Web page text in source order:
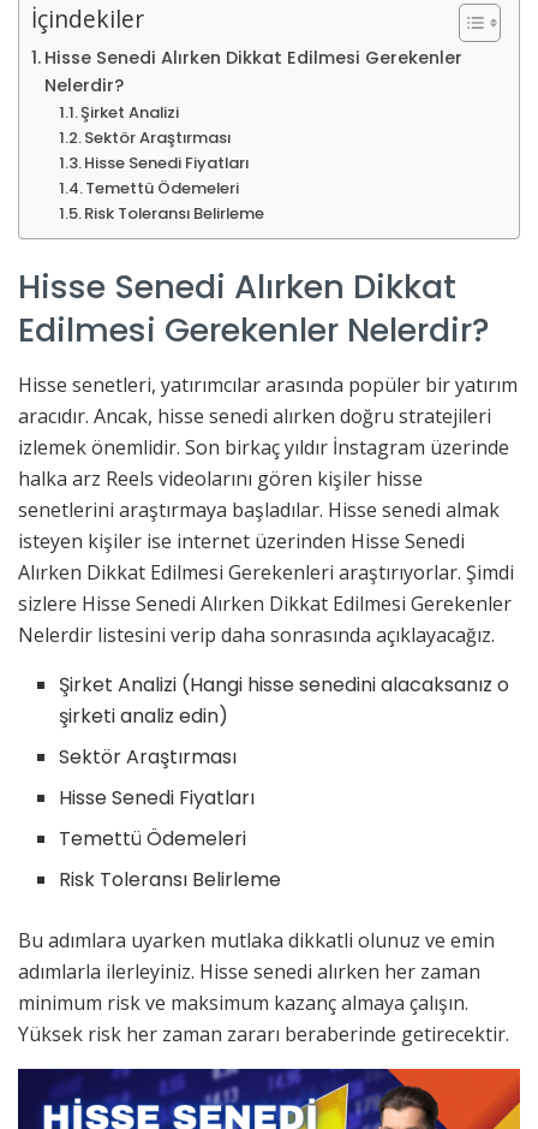
İçindekiler
Hisse Senedi Alırken Dikkat Edilmesi Gerekenler
Nelerdir?
Şirket Analizi
Sektör Araştırması
Hisse Senedi Fiyatları
Temettü Ödemeleri
Risk Toleransı Belirleme
Hisse Senedi Alırken Dikkat
Edilmesi Gerekenler Nelerdir?
Hisse senetleri, yatırımcılar arasında popüler bir yatırım
aracıdır. Ancak, hisse senedi alırken doğru stratejileri
izlemek önemlidir. Son birkaç yıldır İnstagram üzerinde
halka arz Reels videolarını gören kişiler hisse
senetlerini araştırmaya başladılar. Hisse senedi almak
isteyen kişiler ise internet üzerinden Hisse Senedi
Alırken Dikkat Edilmesi Gerekenleri araştırıyorlar. Şimdi
sizlere Hisse Senedi Alırken Dikkat Edilmesi Gerekenler
Nelerdir listesini verip daha sonrasında açıklayacağız.
Şirket Analizi (Hangi hisse senedini alacaksanız o
şirketi analiz edin)
Sektör Araştırması
Hisse Senedi Fiyatları
Temettü Ödemeleri
Risk Toleransı Belirleme
Bu adımlara uyarken mutlaka dikkatli olunuz ve emin
adımlarla ilerleyiniz. Hisse senedi alırken her zaman
minimum risk ve maksimum kazanç almaya çalışın.
Yüksek risk her zaman zararı beraberinde getirecektir.